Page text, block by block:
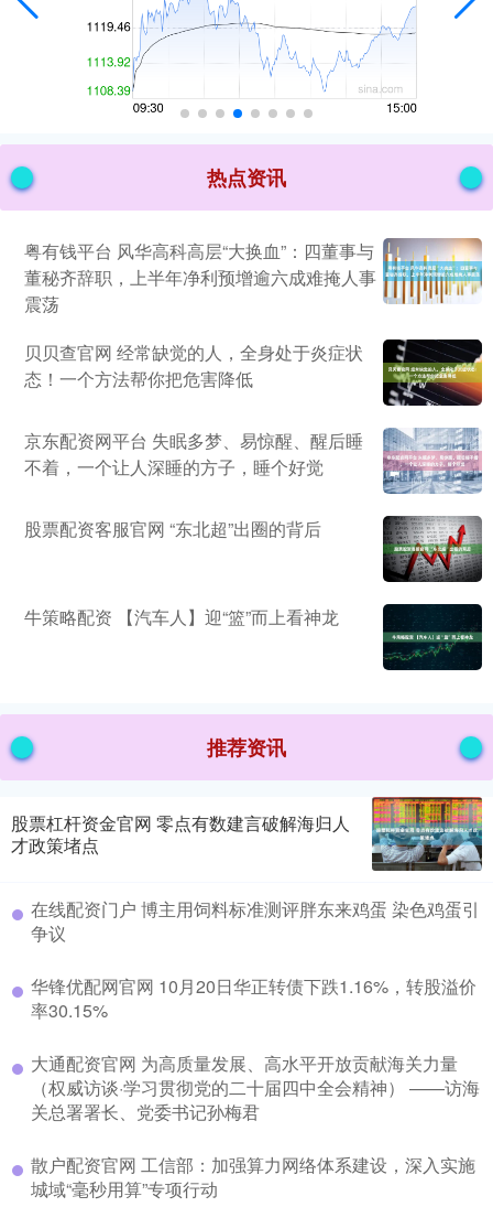
热点资讯
粤有钱平台 风华高科高层“大换血”：四董事与
董秘齐辞职，上半年净利预增逾六成难掩人事
震荡
贝贝查官网 经常缺觉的人，全身处于炎症状
态！一个方法帮你把危害降低
京东配资网平台 失眠多梦、易惊醒、醒后睡
不着，一个让人深睡的方子，睡个好觉
股票配资客服官网 “东北超”出圈的背后
牛策略配资 【汽车人】迎“篮”而上看神龙
推荐资讯
股票杠杆资金官网 零点有数建言破解海归人
才政策堵点
在线配资门户 博主用饲料标准测评胖东来鸡蛋 染色鸡蛋引
争议
华锋优配网官网 10月20日华正转债下跌1.16%，转股溢价
率30.15%
大通配资官网 为高质量发展、高水平开放贡献海关力量
（权威访谈·学习贯彻党的二十届四中全会精神） ——访海
关总署署长、党委书记孙梅君
散户配资官网 工信部：加强算力网络体系建设，深入实施
城域“毫秒用算”专项行动